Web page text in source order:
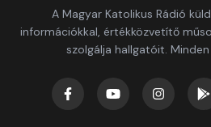
A Magyar Katolikus Rádió
információkkal, értékközvetítő
szolgálja hallgatóit.